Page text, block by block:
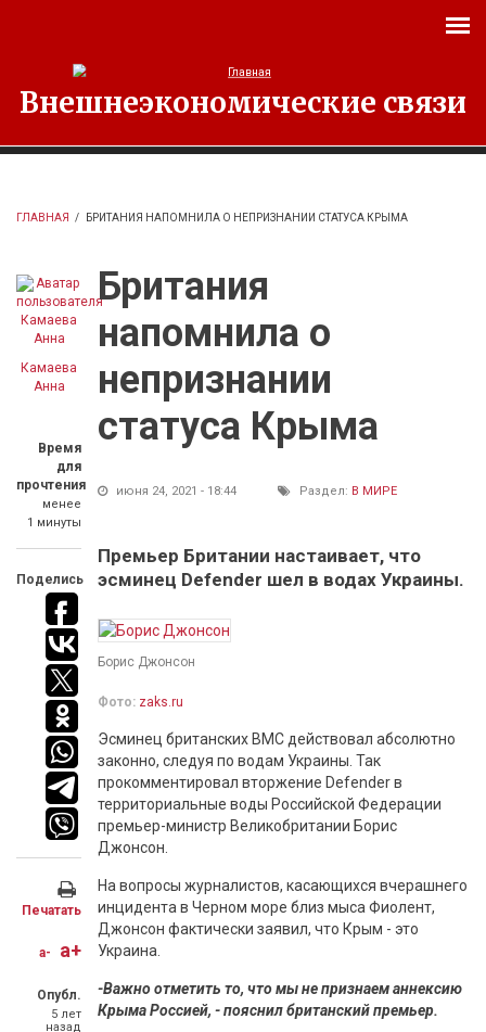
Внешнеэкономические связи
ГЛАВНАЯ / БРИТАНИЯ НАПОМНИЛА О НЕПРИЗНАНИИ СТАТУСА КРЫМА
Камаева
Анна
Время
для
прочтения
менее
1 минуты
Поделись
Печатать
a- a+
Опубл.
5 лет
назад
Британия
напомнила о
непризнании
статуса Крыма
июня 24, 2021 - 18:44 Раздел: В МИРЕ
Премьер Британии настаивает, что
эсминец Defender шел в водах Украины.
Борис Джонсон
Фото: zaks.ru
Эсминец британских ВМС действовал абсолютно
законно, следуя по водам Украины. Так
прокомментировал вторжение Defender в
территориальные воды Российской Федерации
премьер-министр Великобритании Борис
Джонсон.
На вопросы журналистов, касающихся вчерашнего
инцидента в Черном море близ мыса Фиолент,
Джонсон фактически заявил, что Крым - это
Украина.
-Важно отметить то, что мы не признаем аннексию
Крыма Россией, - пояснил британский премьер.